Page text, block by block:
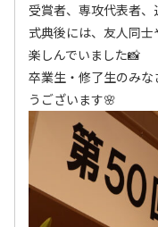
受賞者、専攻代表者
式典後には、友人同
楽しんでいました📸
卒業生・修了生のみ
うございます🌸